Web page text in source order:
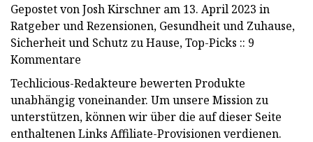
Gepostet von Josh Kirschner am 13. April 2023 in
Ratgeber und Rezensionen, Gesundheit und Zuhause,
Sicherheit und Schutz zu Hause, Top-Picks :: 9
Kommentare
Techlicious-Redakteure bewerten Produkte
unabhängig voneinander. Um unsere Mission zu
unterstützen, können wir über die auf dieser Seite
enthaltenen Links Affiliate-Provisionen verdienen.